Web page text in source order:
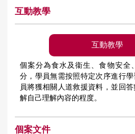
互動教學
互動教學
個案分為食水及衞生、食物安全
分，學員無需按照特定次序進行
員將獲相關人道救援資料，並回
解自己理解內容的程度。
個案文件